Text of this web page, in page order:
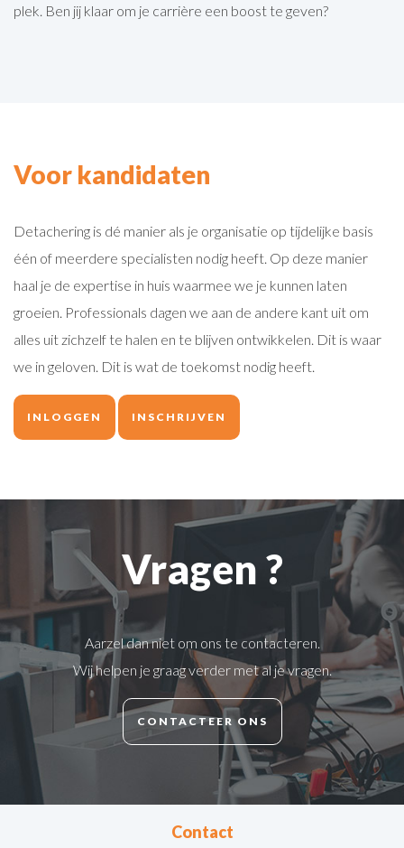
plek. Ben jij klaar om je carrière een boost te geven?
Voor kandidaten
Detachering is dé manier als je organisatie op tijdelijke basis
één of meerdere specialisten nodig heeft. Op deze manier
haal je de expertise in huis waarmee we je kunnen laten
groeien. Professionals dagen we aan de andere kant uit om
alles uit zichzelf te halen en te blijven ontwikkelen. Dit is waar
we in geloven. Dit is wat de toekomst nodig heeft.
INLOGGEN INSCHRIJVEN
Vragen ?
Aarzel dan niet om ons te contacteren.
Wij helpen je graag verder met al je vragen.
CONTACTEER ONS
Contact